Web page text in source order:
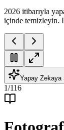
2026 itibarıyla
içinde temizleyin.
Yapay Zekaya
1/116